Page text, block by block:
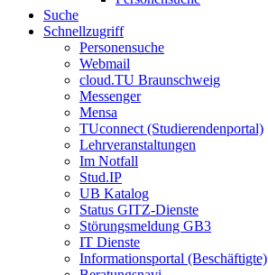
Suche
Schnellzugriff
Personensuche
Webmail
cloud.TU Braunschweig
Messenger
Mensa
TUconnect (Studierendenportal)
Lehrveranstaltungen
Im Notfall
Stud.IP
UB Katalog
Status GITZ-Dienste
Störungsmeldung GB3
IT Dienste
Informationsportal (Beschäftigte)